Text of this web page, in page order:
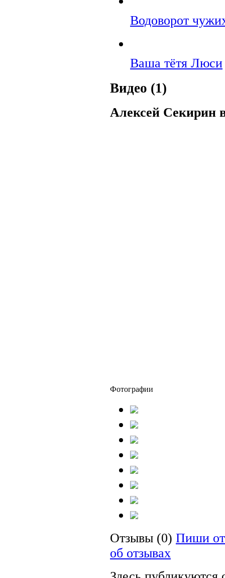
Водоворот
Ваша тётя Люси
Видео (1)
Алексей
Фотографии
Отзывы (0) Пиши
об отзывах